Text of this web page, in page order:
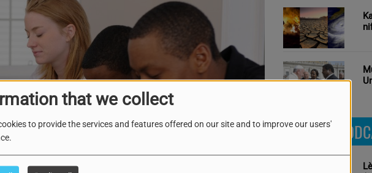
that we collect
to provide the services and features offered on our site and to improve our users'
LATEST